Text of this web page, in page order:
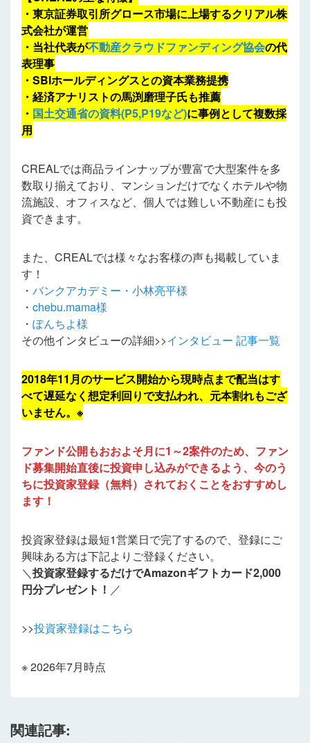
・東京証券取引所グロース市場に上場するクリアル株
式会社が運営
・当社代表が不動産クラウドファンディング協会の代
表理事
・SBIホールディングスとの資本業務提携
・経済アナリストの馬渕磨理子氏も推薦
・ 国土交通省の資料(P5,P19など)に事例として複数採
用
CREALでは商品ラインナップが豊富で大型案件を多
数取り揃えており、マンションだけでなくホテルや物
流施設、オフィスなど、個人では難しい不動産にも投
資できます。
また、CREALでは様々なお客様の声も掲載していま
す！
・ バンクアカデミー・小林亮平様
・ chebu.mama様
・ ぽんちよ様
その他インタビューの詳細>>インタビュー 記事一覧
2018年11月のサービス開始から現時点まで配当はす
べて遅延なく想定利回りで支払われ、元本割れもござ
いません。※
ファンド公開もおおよそ月に1～2案件のため、ファン
ド募集開始直後に投資申し込みができるよう、今のう
ちに投資家登録（無料）されておくことをおすすめし
ます！
投資家登録は最短1営業日で完了するので、登録にご
興味ある方は下記よりご登録ください。
＼投資家登録するだけでAmazonギフトカード2,000
円分プレゼント！ ／
>>投資家登録はこちら
※ 2026年7月時点
関連記事: